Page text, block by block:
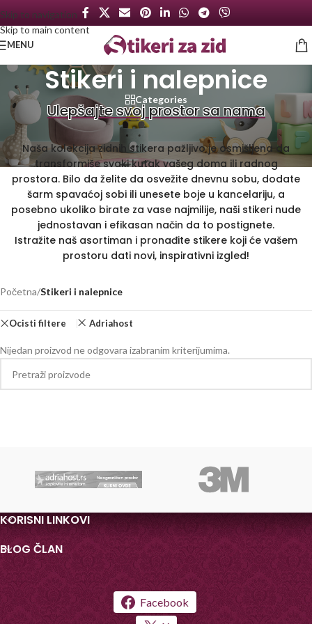
Skip to navigation
Skip to main content
MENU
Stikeri i nalepnice
Categories
Ulepšajte svoj prostor sa nama
Naša kolekcija zidnih stikera pažljivo je osmišljena da
transformiše svaki kutak vašeg doma ili radnog
prostora. Bilo da želite da osvežite dnevnu sobu, dodate
šarm spavaćoj sobi ili unesete boje u kancelariju, a
posebno ukoliko birate za vase najmilije, naši stikeri nude
jednostavan i efikasan način da to postignete.
Istražite naš asortiman i pronađite stikere koji će vašem
prostoru dati novi, inspirativni izgled!
Početna/Stikeri i nalepnice
Ocisti filtere Adriahost
Nijedan proizvod ne odgovara izabranim kriterijumima.
KORISNI LINKOVI
BLOG ČLAN
Facebook